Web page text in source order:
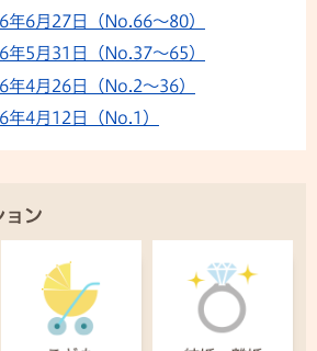
6月27日（No.66〜80）
5月31日（No.37〜65）
4月26日（No.2〜36）
4月12日（No.1）
ョン